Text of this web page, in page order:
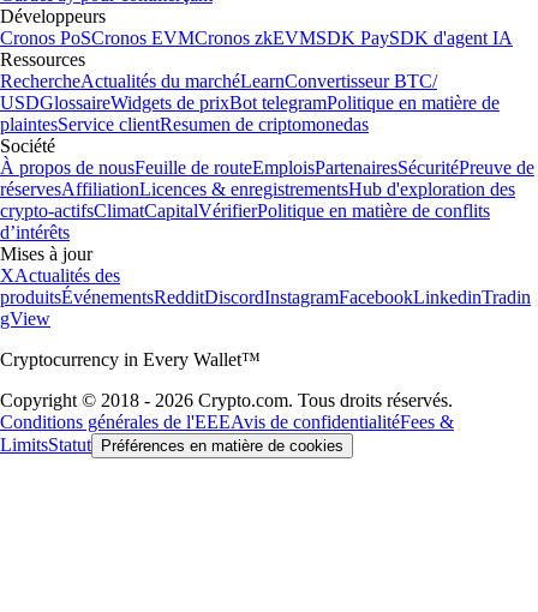
Développeurs
Cronos PoSCronos EVMCronos zkEVMSDK PaySDK d'agent IA
Ressources
RechercheActualités du marchéLearnConvertisseur BTC/
USDGlossaireWidgets de prixBot telegramPolitique en matière de
plaintesService clientResumen de criptomonedas
Société
À propos de nousFeuille de routeEmploisPartenairesSécuritéPreuve de
réservesAffiliationLicences & enregistrementsHub d'exploration des
crypto-actifsClimatCapitalVérifierPolitique en matière de conflits
d’intérêts
Mises à jour
XActualités des
produitsÉvénementsRedditDiscordInstagramFacebookLinkedinTradin
gView
Cryptocurrency in Every Wallet™
Copyright © 2018 - 2026 Crypto.com. Tous droits réservés.
Conditions générales de l'EEEAvis de confidentialitéFees &
LimitsStatut Préférences en matière de cookies